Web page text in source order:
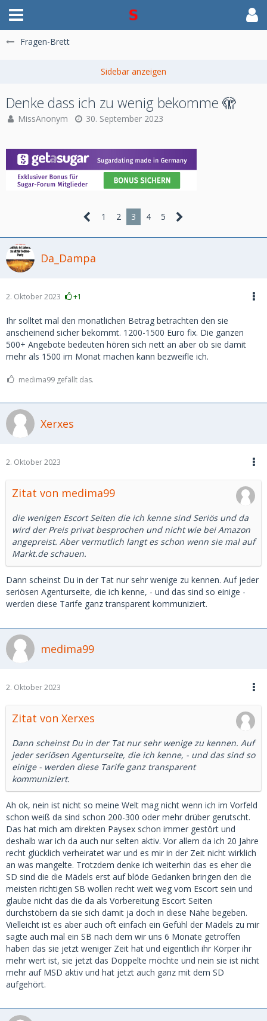
Fragen-Brett
Denke dass ich zu wenig bekomme 🫣
MissAnonym 30. September 2023
1 2 3 4 5
Da_Dampa
2. Oktober 2023 +1
Ihr solltet mal den monatlichen Betrag betrachten den sie
anscheinend sicher bekommt. 1200-1500 Euro fix. Die ganzen
500+ Angebote bedeuten hören sich nett an aber ob sie damit
mehr als 1500 im Monat machen kann bezweifle ich.
medima99 gefällt das.
Xerxes
2. Oktober 2023
Zitat von medima99
die wenigen Escort Seiten die ich kenne sind Seriös und da
wird der Preis privat besprochen und nicht wie bei Amazon
angepreist. Aber vermutlich langt es schon wenn sie mal auf
Markt.de schauen.
Dann scheinst Du in der Tat nur sehr wenige zu kennen. Auf jeder
seriösen Agenturseite, die ich kenne, - und das sind so einige -
werden diese Tarife ganz transparent kommuniziert.
medima99
2. Oktober 2023
Zitat von Xerxes
Dann scheinst Du in der Tat nur sehr wenige zu kennen. Auf
jeder seriösen Agenturseite, die ich kenne, - und das sind so
einige - werden diese Tarife ganz transparent
kommuniziert.
Ah ok, nein ist nicht so meine Welt mag nicht wenn ich im Vorfeld
schon weiß da sind schon 200-300 oder mehr drüber gerutscht.
Das hat mich am direkten Paysex schon immer gestört und
deshalb war ich da auch nur selten aktiv. Vor allem da ich 20 Jahre
recht glücklich verheiratet war und es mir in der Zeit nicht wirklich
an was mangelte. Trotzdem denke ich weiterhin das es eher die
SD sind die die Mädels erst auf blöde Gedanken bringen den die
meisten richtigen SB wollen recht weit weg vom Escort sein und
glaube nicht das die da als Vorbereitung Escort Seiten
durchstöbern da sie sich damit ja doch in diese Nähe begeben.
Vielleicht ist es aber auch oft einfach ein Gefühl der Mädels zu mir
sagte auch mal ein SB nach dem wir uns 6 Monate getroffen
haben das sie jetzt weniger Zeit hat und eigentlich ihr Körper ihr
mehr wert ist, sie jetzt das Doppelte möchte und nein sie ist nicht
mehr auf MSD aktiv und hat jetzt auch ganz mit dem SD
aufgehört.